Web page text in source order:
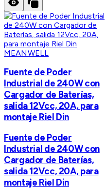
MEANWELL
Fuente de Poder
Industrial de 240W con
Cargador de Baterías,
salida 12Vcc, 20A, para
montaje Riel Din
Fuente de Poder
Industrial de 240W con
Cargador de Baterías,
salida 12Vcc, 20A, para
montaje Riel Din